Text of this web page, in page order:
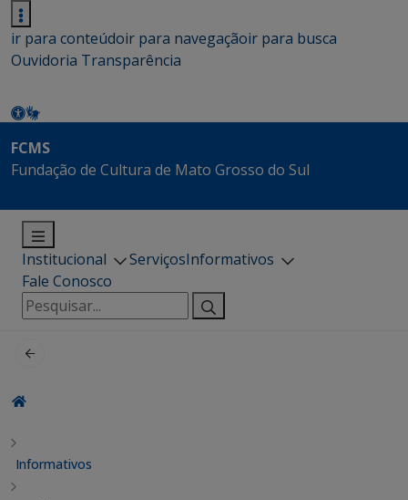
ir para conteúdoir para navegaçãoir para busca
Ouvidoria Transparência
FCMS
Fundação de Cultura de Mato Grosso do Sul
Institucional ServiçosInformativos
Fale Conosco
Pesquisar
por:
Informativos